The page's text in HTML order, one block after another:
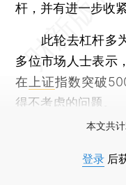
杆，并有进一步收紧
此轮去杠杆多为
多位市场人士表示
在 上证指数突破
得不考虑的问题。
本文共
登录 后